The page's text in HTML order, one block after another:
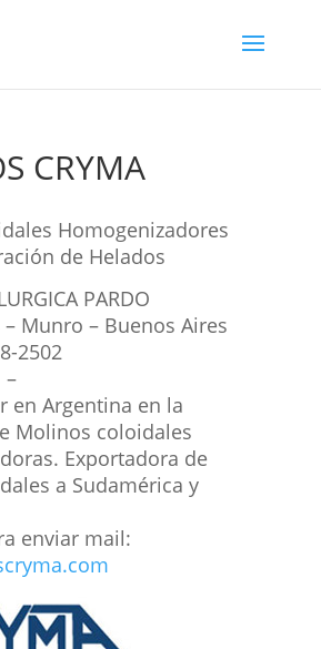
CRYMA
Homogenizadores
de Helados
PARDO
Munro – Buenos Aires
2502
–
en Argentina en la
Molinos coloidales
Exportadora de
a Sudamérica y
enviar mail: